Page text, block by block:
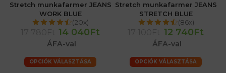
Stretch munkafarmer JEANS
WORK BLUE
(20x)
14 040Ft
ÁFA-val
OPCIÓK VÁLASZTÁSA
Stretch munkafarmer JEANS
STRETCH BLUE
(86x)
12 740Ft
ÁFA-val
OPCIÓK VÁLASZTÁSA